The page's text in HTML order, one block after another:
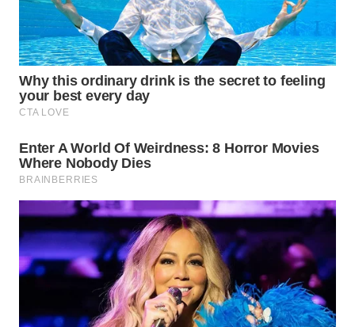
WAHANA
NEWS
WAHANA
TANI
WAHANA
ADVOKAT
WAHANA
INFRASTRUKTUR
WAHANA
KONSUMEN
WAHANA